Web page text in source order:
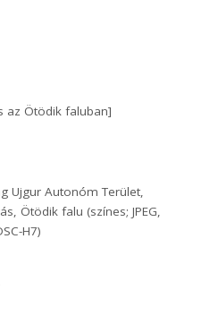
az Ötödik faluban]
Ujgur Autonóm Terület,
Ötödik falu (színes; JPEG,
H7)